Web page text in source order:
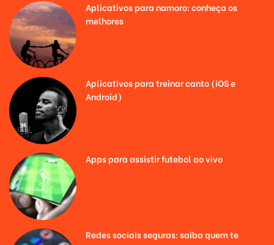
Aplicativos para namoro: conheça os
melhores
Aplicativos para treinar canto (iOS e
Android)
Apps para assistir futebol ao vivo
Redes sociais seguras: saiba quem te